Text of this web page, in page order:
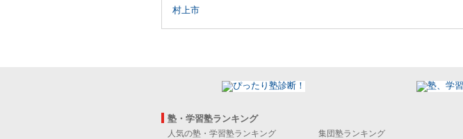
村上市
塾・学習塾ランキング
人気の塾・学習塾ランキング
集団塾ランキング